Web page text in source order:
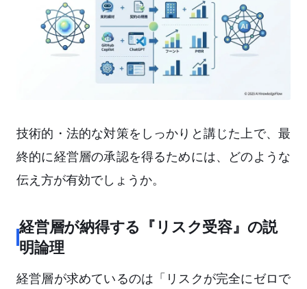
技術的・法的な対策をしっかりと講じた上で、最
終的に経営層の承認を得るためには、どのような
伝え方が有効でしょうか。
経営層が納得する『リスク受容』の説
明論理
経営層が求めているのは「リスクが完全にゼロで